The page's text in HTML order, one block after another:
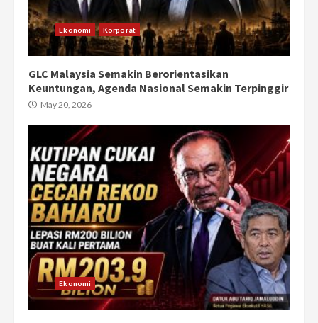
Ekonomi Korporat
GLC Malaysia Semakin Berorientasikan
Keuntungan, Agenda Nasional Semakin Terpinggir
May 20, 2026
Ekonomi